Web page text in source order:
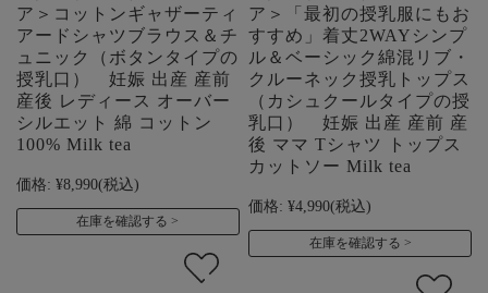
ア＞コットンギャザーティ
アードシャツブラウス＆チ
ュニック（ボタンタイプの
授乳口） 妊娠 出産 産前
産後 レディース オーバー
シルエット 綿 コットン
100% Milk tea
価格: ¥8,990(税込)
在庫を確認する
ア＞「最初の授乳服にもお
すすめ」着丈2WAYシンプ
ル＆ベーシック綿混リブ・
クルーネック授乳トップス
（カシュクールタイプの授
乳口） 妊娠 出産 産前 産
後 ママ Tシャツ トップス
カットソー Milk tea
価格: ¥4,990(税込)
在庫を確認する